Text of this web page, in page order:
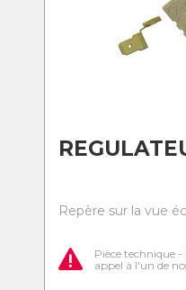
Repère sur la vue
Pièce technique -
appel à l'un de